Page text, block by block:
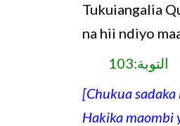
Tukuiangalia
na hii ndiyo
[Chukua sadaka
Hakika